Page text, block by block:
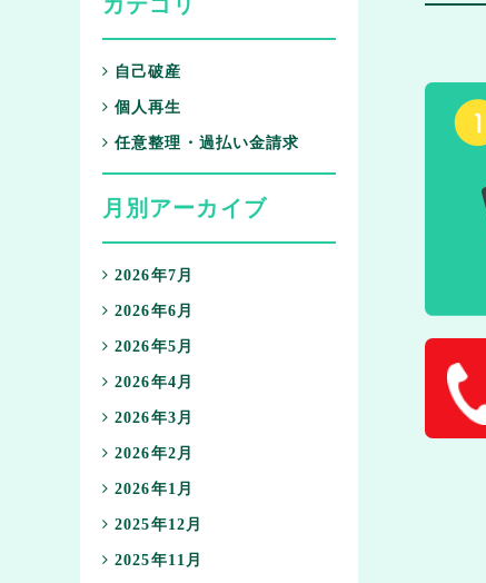
自己破産
個人再生
任意整理・過払い金請求
月別アーカイブ
2026年7月
2026年6月
2026年5月
2026年4月
2026年3月
2026年2月
2026年1月
2025年12月
2025年11月